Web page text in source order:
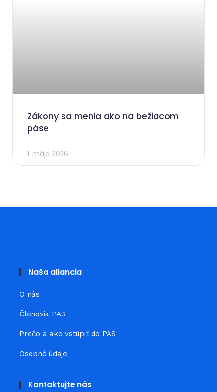
Zákony sa menia ako na bežiacom
páse
1. mája 2026
Naša aliancia
O nás
Členovia PAS
Prečo a ako vstúpiť do PAS
Osobné údaje
Kontaktujte nás